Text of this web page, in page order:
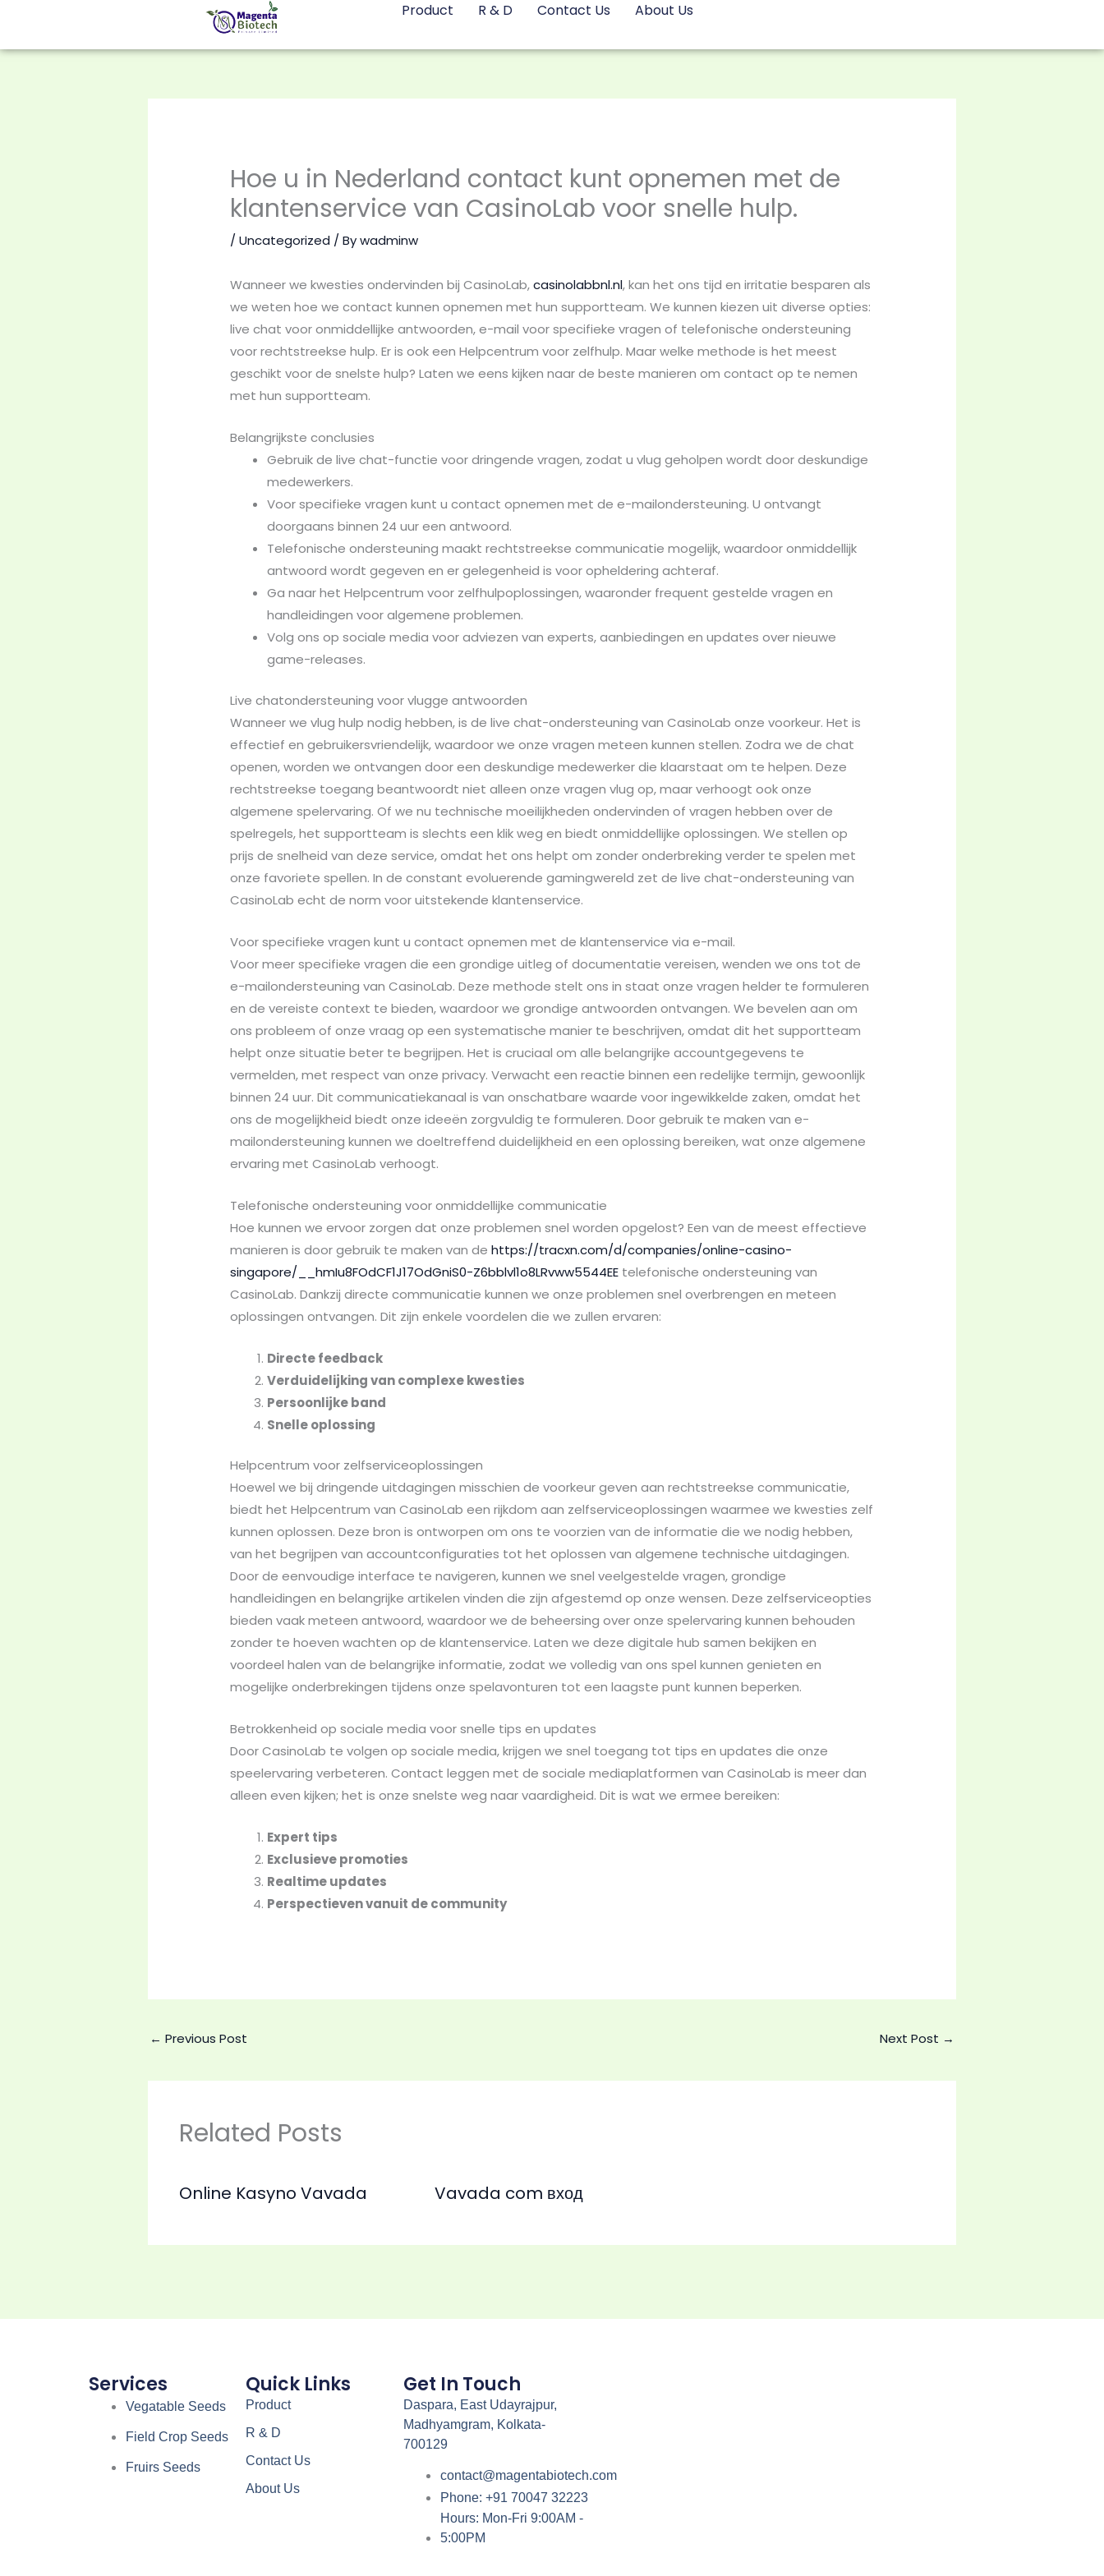
content
Product R & D Contact Us About Us
Hoe u in Nederland contact kunt opnemen met de
klantenservice van CasinoLab voor snelle hulp.
/Uncategorized / Bywadminw
Wanneer we kwesties ondervinden bij CasinoLab,casinolabbnl.nl, kan het ons tijd en irritatie besparen als
we weten hoe we contact kunnen opnemen met hun supportteam. We kunnen kiezen uit diverse opties:
live chat voor onmiddellijke antwoorden, e-mail voor specifieke vragen of telefonische ondersteuning
voor rechtstreekse hulp. Er is ook een Helpcentrum voor zelfhulp. Maar welke methode is het meest
geschikt voor de snelste hulp? Laten we eens kijken naar de beste manieren om contact op te nemen
met hun supportteam.
Belangrijkste conclusies
Gebruik de live chat-functie voor dringende vragen, zodat u vlug geholpen wordt door deskundige
medewerkers.
Voor specifieke vragen kunt u contact opnemen met de e-mailondersteuning. U ontvangt
doorgaans binnen 24 uur een antwoord.
Telefonische ondersteuning maakt rechtstreekse communicatie mogelijk, waardoor onmiddellijk
antwoord wordt gegeven en er gelegenheid is voor opheldering achteraf.
Ga naar het Helpcentrum voor zelfhulpoplossingen, waaronder frequent gestelde vragen en
handleidingen voor algemene problemen.
Volg ons op sociale media voor adviezen van experts, aanbiedingen en updates over nieuwe
game-releases.
Live chatondersteuning voor vlugge antwoorden
Wanneer we vlug hulp nodig hebben, is de live chat-ondersteuning van CasinoLab onze voorkeur. Het is
effectief en gebruikersvriendelijk, waardoor we onze vragen meteen kunnen stellen. Zodra we de chat
openen, worden we ontvangen door een deskundige medewerker die klaarstaat om te helpen. Deze
rechtstreekse toegang beantwoordt niet alleen onze vragen vlug op, maar verhoogt ook onze
algemene spelervaring. Of we nu technische moeilijkheden ondervinden of vragen hebben over de
spelregels, het supportteam is slechts een klik weg en biedt onmiddellijke oplossingen. We stellen op
prijs de snelheid van deze service, omdat het ons helpt om zonder onderbreking verder te spelen met
onze favoriete spellen. In de constant evoluerende gamingwereld zet de live chat-ondersteuning van
CasinoLab echt de norm voor uitstekende klantenservice.
Voor specifieke vragen kunt u contact opnemen met de klantenservice via e-mail.
Voor meer specifieke vragen die een grondige uitleg of documentatie vereisen, wenden we ons tot de
e-mailondersteuning van CasinoLab. Deze methode stelt ons in staat onze vragen helder te formuleren
en de vereiste context te bieden, waardoor we grondige antwoorden ontvangen. We bevelen aan om
ons probleem of onze vraag op een systematische manier te beschrijven, omdat dit het supportteam
helpt onze situatie beter te begrijpen. Het is cruciaal om alle belangrijke accountgegevens te
vermelden, met respect van onze privacy. Verwacht een reactie binnen een redelijke termijn, gewoonlijk
binnen 24 uur. Dit communicatiekanaal is van onschatbare waarde voor ingewikkelde zaken, omdat het
ons de mogelijkheid biedt onze ideeën zorgvuldig te formuleren. Door gebruik te maken van e-
mailondersteuning kunnen we doeltreffend duidelijkheid en een oplossing bereiken, wat onze algemene
ervaring met CasinoLab verhoogt.
Telefonische ondersteuning voor onmiddellijke communicatie
Hoe kunnen we ervoor zorgen dat onze problemen snel worden opgelost? Een van de meest effectieve
manieren is door gebruik te maken van dehttps://tracxn.com/d/companies/online-casino-
singapore/__hmIu8FOdCF1J17OdGniS0-Z6bblvl1o8LRvww5544EE telefonische ondersteuning van
CasinoLab. Dankzij directe communicatie kunnen we onze problemen snel overbrengen en meteen
oplossingen ontvangen. Dit zijn enkele voordelen die we zullen ervaren:
Directe feedback
Verduidelijking van complexe kwesties
Persoonlijke band
Snelle oplossing
Helpcentrum voor zelfserviceoplossingen
Hoewel we bij dringende uitdagingen misschien de voorkeur geven aan rechtstreekse communicatie,
biedt het Helpcentrum van CasinoLab een rijkdom aan zelfserviceoplossingen waarmee we kwesties zelf
kunnen oplossen. Deze bron is ontworpen om ons te voorzien van de informatie die we nodig hebben,
van het begrijpen van accountconfiguraties tot het oplossen van algemene technische uitdagingen.
Door de eenvoudige interface te navigeren, kunnen we snel veelgestelde vragen, grondige
handleidingen en belangrijke artikelen vinden die zijn afgestemd op onze wensen. Deze zelfserviceopties
bieden vaak meteen antwoord, waardoor we de beheersing over onze spelervaring kunnen behouden
zonder te hoeven wachten op de klantenservice. Laten we deze digitale hub samen bekijken en
voordeel halen van de belangrijke informatie, zodat we volledig van ons spel kunnen genieten en
mogelijke onderbrekingen tijdens onze spelavonturen tot een laagste punt kunnen beperken.
Betrokkenheid op sociale media voor snelle tips en updates
Door CasinoLab te volgen op sociale media, krijgen we snel toegang tot tips en updates die onze
speelervaring verbeteren. Contact leggen met de sociale mediaplatformen van CasinoLab is meer dan
alleen even kijken; het is onze snelste weg naar vaardigheid. Dit is wat we ermee bereiken:
Expert tips
Exclusieve promoties
Realtime updates
Perspectieven vanuit de community
← Previous Post Next Post →
Related Posts
Online Kasyno Vavada Vavada com вход
Services
Vegatable Seeds
Field Crop Seeds
Fruirs Seeds
Quick Links
Product
R & D
Contact Us
About Us
Get In Touch
Daspara, East Udayrajpur,
Madhyamgram, Kolkata-
700129
contact@magentabiotech.com
Phone: +91 70047 32223
Hours: Mon-Fri 9:00AM -
5:00PM